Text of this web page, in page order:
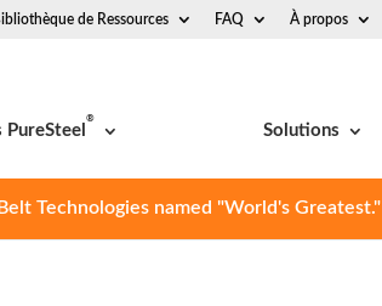
de Ressources FAQ À propos
®
Solutions
Technologies named "World's Greatest."